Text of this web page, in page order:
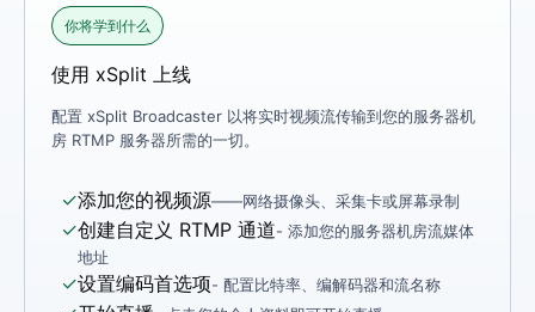
你将学到什么
使用 xSplit 上线
配置 xSplit Broadcaster 以将实时视频流传输到您的服务器机
房 RTMP 服务器所需的一切。
✓添加您的视频源——网络摄像头、采集卡或屏幕录制
✓创建自定义 RTMP 通道- 添加您的服务器机房流媒体
地址
✓设置编码首选项- 配置比特率、编解码器和流名称